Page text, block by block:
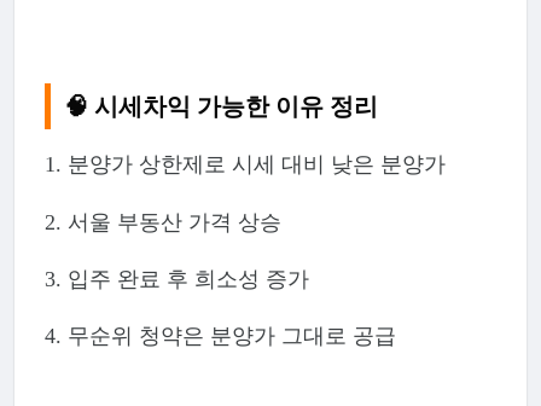
🧠 시세차익 가능한 이유 정리
1. 분양가 상한제로 시세 대비 낮은 분양가
2. 서울 부동산 가격 상승
3. 입주 완료 후 희소성 증가
4. 무순위 청약은 분양가 그대로 공급